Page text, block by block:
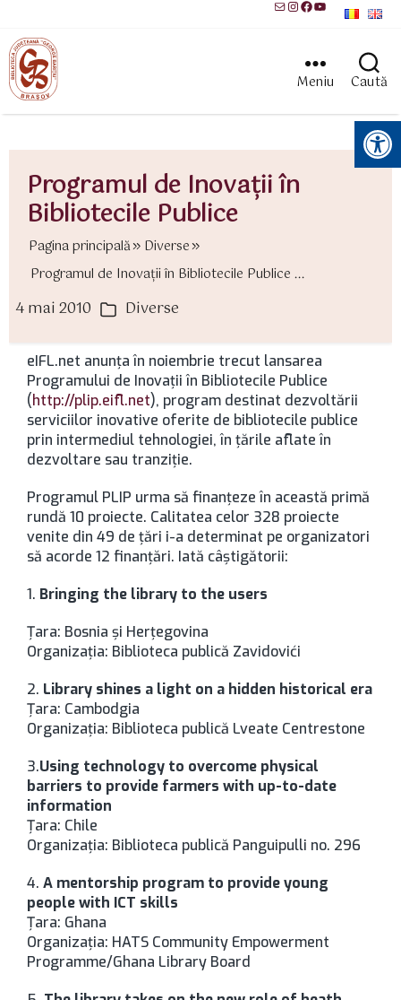
MailInstagram
Facebook
YouTube
Meniu Caută
Instrumente pentru accesibilitate
Programul de Inovaţii în
Bibliotecile Publice
Pagina principală
Diverse
Programul de Inovaţii în Bibliotecile Publice ...
4 mai 2010 Categorii
Diverse
eIFL.net anunţa în noiembrie trecut lansarea
Programului de Inovaţii în Bibliotecile Publice
(http://plip.eifl.net), program destinat dezvoltării
serviciilor inovative oferite de bibliotecile publice
prin intermediul tehnologiei, în ţările aflate în
dezvoltare sau tranziţie.
Programul PLIP urma să finanţeze în această primă
rundă 10 proiecte. Calitatea celor 328 proiecte
venite din 49 de ţări i-a determinat pe organizatori
să acorde 12 finanţări. Iată câştigătorii:
1. Bringing the library to the users
Ţara: Bosnia şi Herţegovina
Organizaţia: Biblioteca publică Zavidovići
2. Library shines a light on a hidden historical era
Ţara: Cambodgia
Organizaţia: Biblioteca publică Lveate Centrestone
3.Using technology to overcome physical
barriers to provide farmers with up-to-date
information
Ţara: Chile
Organizaţia: Biblioteca publică Panguipulli no. 296
4. A mentorship program to provide young
people with ICT skills
Ţara: Ghana
Organizaţia: HATS Community Empowerment
Programme/Ghana Library Board